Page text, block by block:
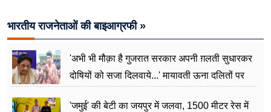
भारतीय राजनेताओं की बाइआग्रफी »
'अभी भी मौक़ा है गुजरात सरकार अपनी ग़लती सुधारकर
दोषियों को सजा दिलवाये...' मायावती ऊना दलितों पर
'जमुई' की बेटी का जयपुर में जलवा, 1500 मीटर रेस में